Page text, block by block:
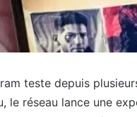
teste depuis
le réseau lance une